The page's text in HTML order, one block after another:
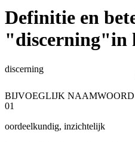
Definitie en
"discerning"in
discerning
BIJVOEGLIJK NAAMWOORD
01
oordeelkundig, inzichtelijk